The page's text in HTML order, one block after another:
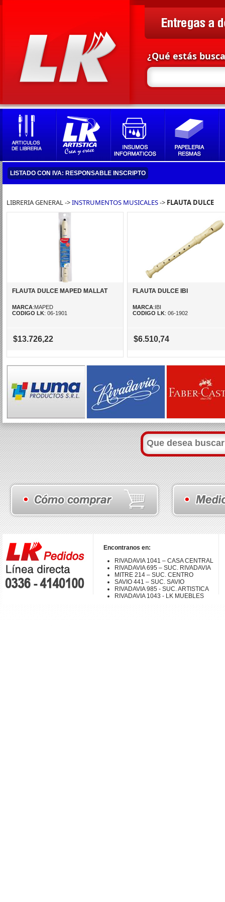
¿Qué estás
LISTADO CON IVA: RESPONSABLE INSCRIPTO
LIBRERIA GENERAL ->INSTRUMENTOS MUSICALES-> FLAUTA DULCE
FLAUTA DULCE MAPED MALLAT
MARCA:MAPED
CODIGO LK: 06-1901
$13.726,22
FLAUTA DULCE IBI
MARCA:IBI
CODIGO LK: 06-1902
$6.510,74
Encontranos en:
RIVADAVIA 1041 – CASA CENTRAL
RIVADAVIA 695 – SUC. RIVADAVIA
MITRE 214 – SUC. CENTRO
SAVIO 441 – SUC. SAVIO
RIVADAVIA 985 - SUC. ARTISTICA
RIVADAVIA 1043 - LK MUEBLES